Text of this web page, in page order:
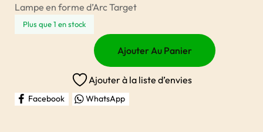
Lampe en forme d’Arc Target
Plus que 1 en stock
Ajouter Au Panier
Ajouter à la liste d’envies
Facebook WhatsApp